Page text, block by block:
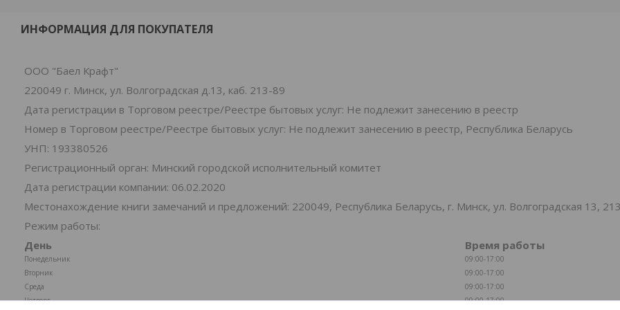
ИНФОРМАЦИЯ ДЛЯ ПОКУПАТЕЛЯ
ООО "Баел Крафт"
220049 г. Минск, ул. Волгоградская д.13, каб. 213-89
Дата регистрации в Торговом реестре/Реестре бытовых услуг: Не подлежит занесению в реестр
Номер в Торговом реестре/Реестре бытовых услуг: Не подлежит занесению в реестр, Республика Беларусь
УНП: 193380526
Регистрационный орган: Минский городской исполнительный комитет
Дата регистрации компании: 06.02.2020
Местонахождение книги замечаний и предложений: 220049, Республика Беларусь, г. Минск, ул. Волгоградская 13,
Режим работы:
День
Время работы
Понедельник
09:00-17:00
Вторник
09:00-17:00
Среда
09:00-17:00
Четверг
09:00-17:00